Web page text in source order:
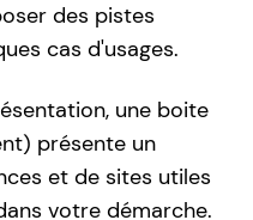
des pistes
cas d'usages.
une boite
présente un
et de sites utiles
votre démarche.